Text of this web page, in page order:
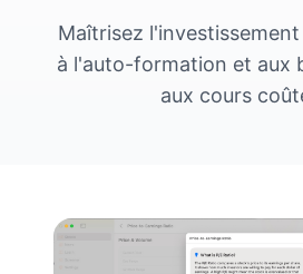
Maîtrisez
à l'auto-formation et aux
aux cours